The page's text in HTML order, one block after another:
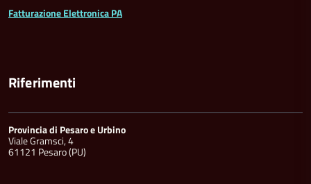
Fatturazione Elettronica PA
Riferimenti
Provincia di Pesaro e Urbino
Viale Gramsci, 4
61121 Pesaro (PU)